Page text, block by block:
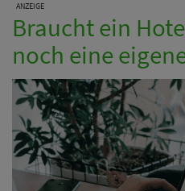
ANZEIGE
Braucht ein
noch eine